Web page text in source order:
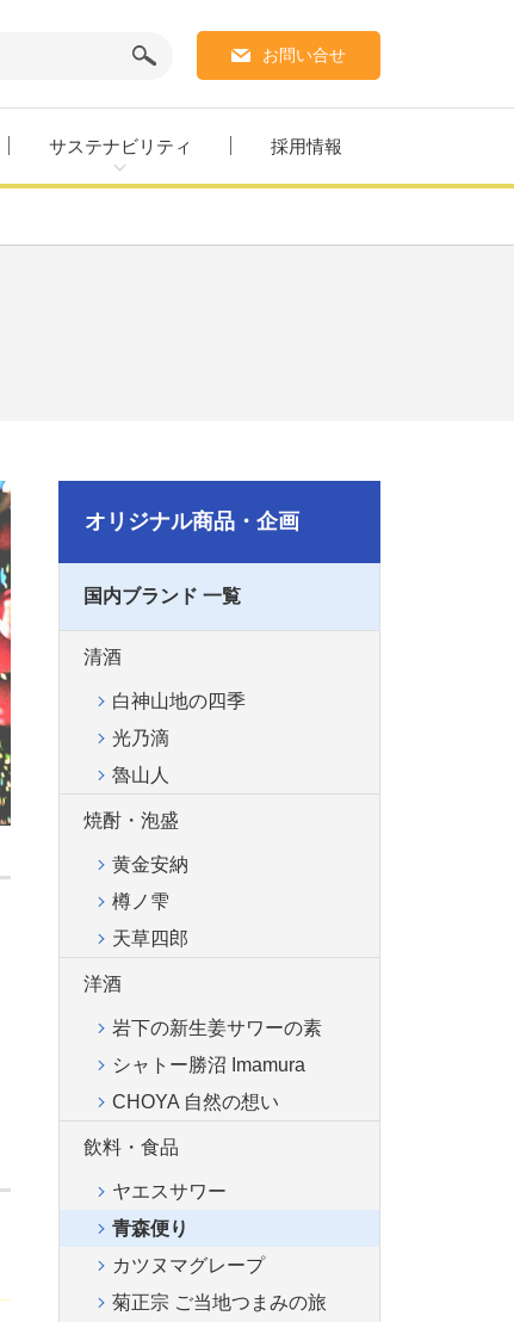
サステナビリティ 採用情報
お問い合せ
オリジナル商品・企画
国内ブランド 一覧
清酒
白神山地の四季
光乃滴
魯山人
焼酎・泡盛
黄金安納
樽ノ雫
天草四郎
洋酒
岩下の新生姜サワーの素
シャトー勝沼 Imamura
CHOYA 自然の想い
飲料・食品
ヤエスサワー
青森便り
カツヌマグレープ
菊正宗 ご当地つまみの旅